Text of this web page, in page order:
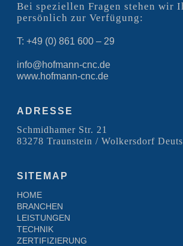
Bei speziellen Fragen stehen wir
persönlich zur Verfügung:
T: +49 (0) 861 600 – 29
info@hofmann-cnc.de
www.hofmann-cnc.de
ADRESSE
Schmidhamer Str. 21
83278 Traunstein / Wolkersdorf
SITEMAP
HOME
BRANCHEN
LEISTUNGEN
TECHNIK
ZERTIFIZIERUNG